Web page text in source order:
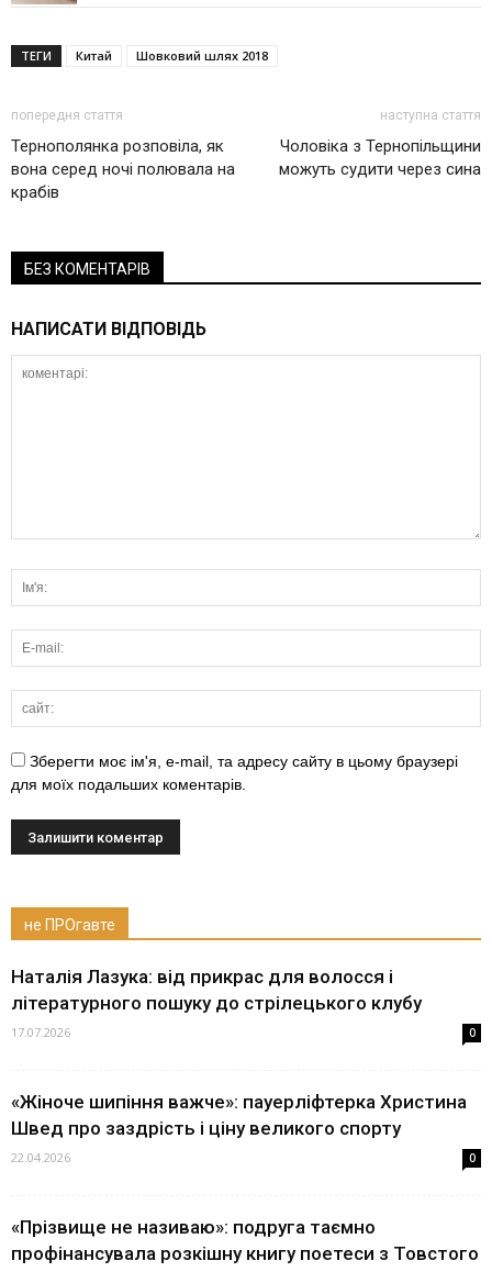
ТЕГИ Китай Шовковий шлях 2018
попередня стаття
Тернополянка розповіла, як
вона серед ночі полювала на
крабів
наступна стаття
Чоловіка з Тернопільщини
можуть судити через сина
БЕЗ КОМЕНТАРІВ
НАПИСАТИ ВІДПОВІДЬ
Зберегти моє ім'я, e-mail, та адресу сайту в цьому браузері
для моїх подальших коментарів.
не ПРОгавте
Наталія Лазука: від прикрас для волосся і
літературного пошуку до стрілецького клубу
17.07.2026 0
«Жіноче шипіння важче»: пауерліфтерка Христина
Швед про заздрість і ціну великого спорту
22.04.2026 0
«Прізвище не називаю»: подруга таємно
профінансувала розкішну книгу поетеси з Товстого